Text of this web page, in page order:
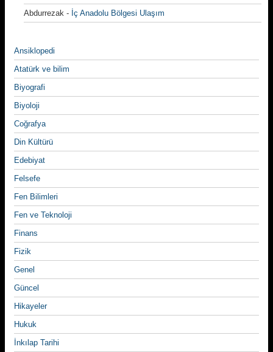
Abdurrezak - İç Anadolu Bölgesi Ulaşım
Ansiklopedi
Atatürk ve bilim
Biyografi
Biyoloji
Coğrafya
Din Kültürü
Edebiyat
Felsefe
Fen Bilimleri
Fen ve Teknoloji
Finans
Fizik
Genel
Güncel
Hikayeler
Hukuk
İnkılap Tarihi